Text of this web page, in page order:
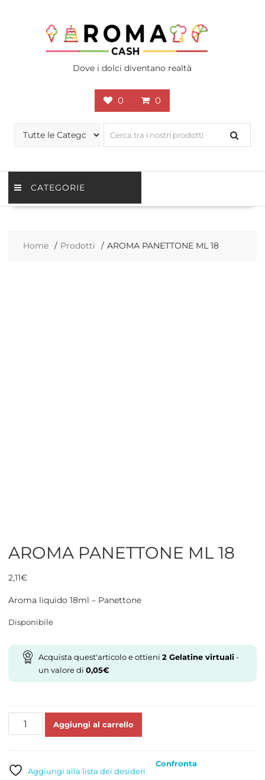
Dove i dolci diventano realtà
0 0
CATEGORIE
Home Prodotti AROMA PANETTONE ML 18
AROMA PANETTONE ML 18
2,11€
Aroma liquido 18ml – Panettone
Disponibile
Acquista quest'articolo e ottieni 2Gelatine virtuali-
un valore di 0,05€
AROMA
quantità
Aggiungi al carrello
Aggiungi alla lista dei desideri
Confronta